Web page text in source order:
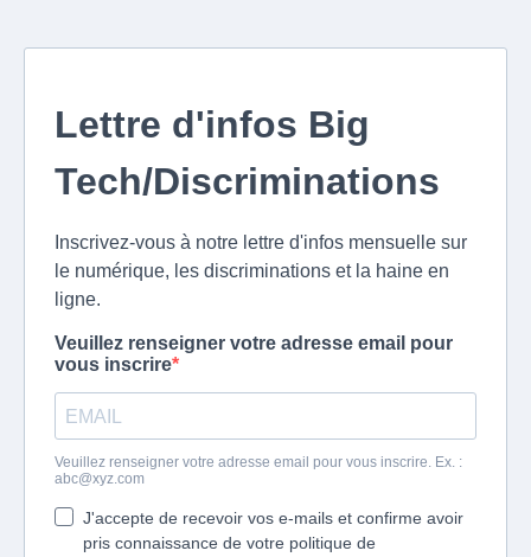
Lettre d'infos Big
Tech/Discriminations
Inscrivez-vous à notre lettre d'infos mensuelle sur
le numérique, les discriminations et la haine en
ligne.
Veuillez renseigner votre adresse email pour
vous inscrire
Veuillez renseigner votre adresse email pour vous inscrire. Ex. :
abc@xyz.com
J'accepte de recevoir vos e-mails et confirme avoir
pris connaissance de votre politique de